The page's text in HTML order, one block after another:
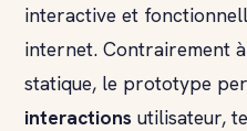
interactive et
internet. Contrairement
statique, le prototype
interactions utilisateur,